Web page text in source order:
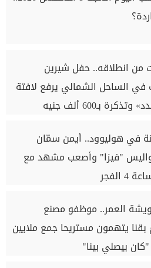
من انطلاقه.. حفل شيرين
في الساحل الشمالي يرفع لافتة
بـ600 ألف جنيه
16 سنة في هوليوود.. أيمن سمّان
"فيزا" وأصعب مشهد مع
الفجر
العمر.. موظفو مصنع
بقنا يتهمون مستريحا جمع ملايين
بيصلي بينا"